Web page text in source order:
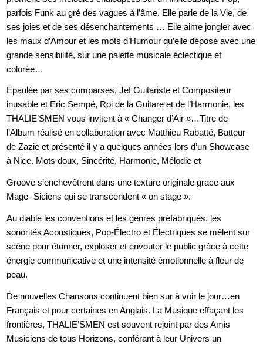
parfois Funk au gré des vagues à l’âme. Elle parle de la Vie, de
ses joies et de ses désenchantements … Elle aime jongler avec
les maux d’Amour et les mots d’Humour qu’elle dépose avec une
grande sensibilité, sur une palette musicale éclectique et
colorée…
Epaulée par ses comparses, Jef Guitariste et Compositeur
inusable et Eric Sempé, Roi de la Guitare et de l’Harmonie, les
THALIE’SMEN vous invitent à « Changer d’Air »…Titre de
l’Album réalisé en collaboration avec Matthieu Rabatté, Batteur
de Zazie et présenté il y a quelques années lors d’un Showcase
à Nice. Mots doux, Sincérité, Harmonie, Mélodie et
Groove s’enchevêtrent dans une texture originale grace aux
Mage- Siciens qui se transcendent « on stage ».
Au diable les conventions et les genres préfabriqués, les
sonorités Acoustiques, Pop-Électro et Électriques se mêlent sur
scène pour étonner, exploser et envouter le public grâce à cette
énergie communicative et une intensité émotionnelle à fleur de
peau.
De nouvelles Chansons continuent bien sur à voir le jour…en
Français et pour certaines en Anglais. La Musique effaçant les
frontières, THALIE’SMEN est souvent rejoint par des Amis
Musiciens de tous Horizons, conférant à leur Univers un